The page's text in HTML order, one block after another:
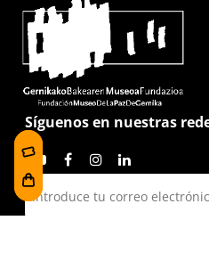
Síguenos en nuestras